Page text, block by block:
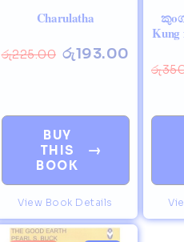
Charulatha
රු225.00 රු193.00
BUY
THIS
BOOK
→
View Book Details
Kung
රු